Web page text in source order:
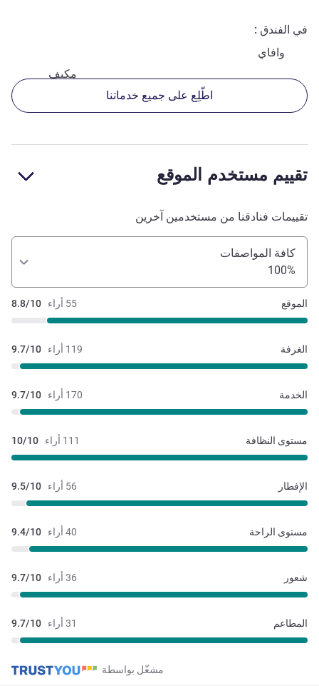
في الفندق
وافاي
مكيف
اطّلِع على جميع خدماتنا
تقييم مستخدم الموقع
تقييمات فنادقنا من مستخدمين آخرين
كافة المواصفات
100%
55 أراء 8.8/10 الموقع
119 أراء 9.7/10 الغرفة
170 أراء 9.7/10 الخدمة
111 أراء 10/10 مستوى النظافة
56 أراء 9.5/10 الإفطار
40 أراء 9.4/10 مستوى الراحة
36 أراء 9.7/10 شعور
31 أراء 9.7/10 المطاعم
مشغّل بواسطة